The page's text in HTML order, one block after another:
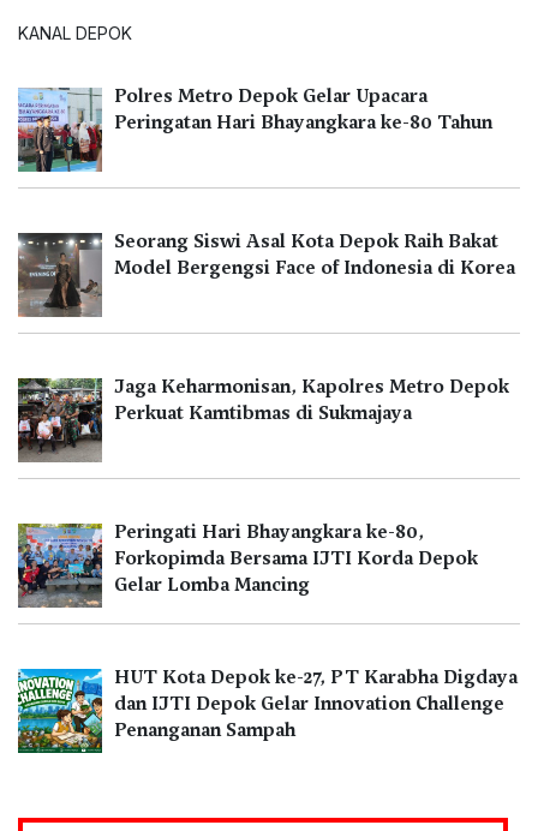
KANAL DEPOK
Polres Metro Depok Gelar Upacara
Peringatan Hari Bhayangkara ke-80 Tahun
Seorang Siswi Asal Kota Depok Raih Bakat
Model Bergengsi Face of Indonesia di Korea
Jaga Keharmonisan, Kapolres Metro Depok
Perkuat Kamtibmas di Sukmajaya
Peringati Hari Bhayangkara ke-80,
Forkopimda Bersama IJTI Korda Depok
Gelar Lomba Mancing
HUT Kota Depok ke-27, PT Karabha Digdaya
dan IJTI Depok Gelar Innovation Challenge
Penanganan Sampah